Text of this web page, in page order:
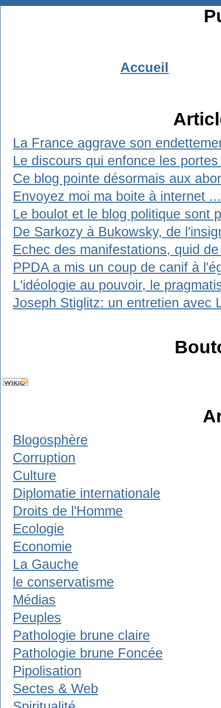
Accueil
La France aggrave son
Le discours qui enfonce les
Ce blog pointe désormais aux
Envoyez moi ma boite à internet
Le boulot et le blog politique sont
De Sarkozy à Bukowsky, de
Echec des manifestations, quid
PPDA a mis un coup de canif à
L'idéologie au pouvoir, le
Joseph Stiglitz: un entretien avec
Blogosphère
Corruption
Culture
Diplomatie internationale
Droits de l'Homme
Ecologie
Economie
La Gauche
le conservatisme
Médias
Peuples
Pathologie brune claire
Pathologie brune Foncée
Pipolisation
Sectes & Web